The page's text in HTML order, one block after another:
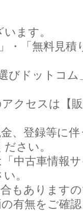
ます。
・「無料見積
びドットコ
クセスは【
、登録等に
さい。
中古車情報
。
もあります
有無をご確